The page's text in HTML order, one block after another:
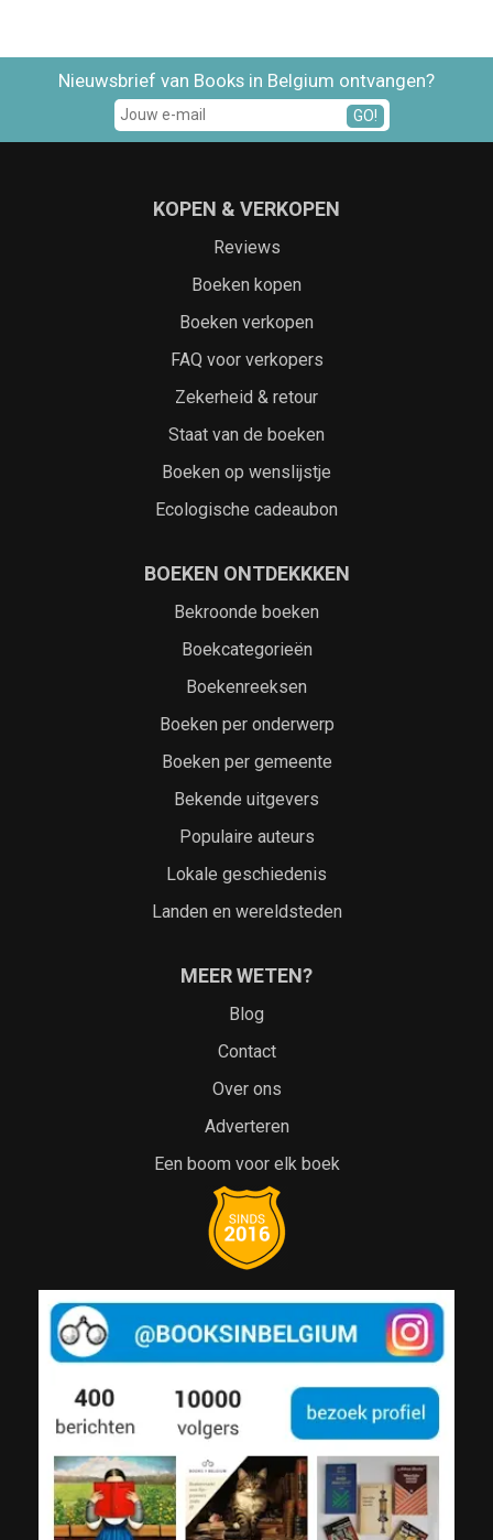
Nieuwsbrief van Books in Belgium ontvangen?
GO!
KOPEN & VERKOPEN
Reviews
Boeken kopen
Boeken verkopen
FAQ voor verkopers
Zekerheid & retour
Staat van de boeken
Boeken op wenslijstje
Ecologische cadeaubon
BOEKEN ONTDEKKKEN
Bekroonde boeken
Boekcategorieën
Boekenreeksen
Boeken per onderwerp
Boeken per gemeente
Bekende uitgevers
Populaire auteurs
Lokale geschiedenis
Landen en wereldsteden
MEER WETEN?
Blog
Contact
Over ons
Adverteren
Een boom voor elk boek